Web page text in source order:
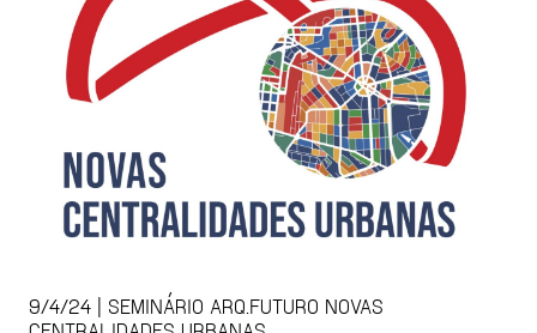
9/4/24 | SEMINÁRIO ARQ.FUTURO NOVAS